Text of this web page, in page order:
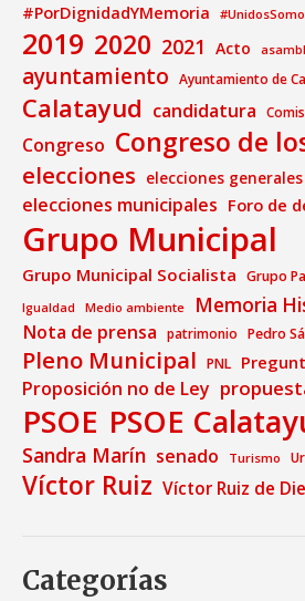
#PorDignidadYMemoria
2019 2020 2021 Acto
ayuntamiento Ayuntamiento de
Calatayud candidatura
Congreso Congreso de
elecciones elecciones generales
elecciones municipales Foro de
Grupo Municipal
Grupo Municipal Socialista Grupo
Igualdad Medio ambiente Memoria
Nota de prensa patrimonio Pedro
Pleno Municipal PNL
Proposición no de Ley
PSOE PSOE
Sandra Marín senado Turismo
Víctor Ruiz Víctor Ruiz de
Categorías